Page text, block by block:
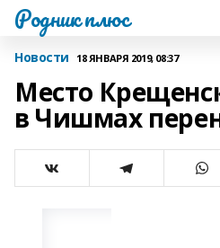
Родник плюс
Новости 18 ЯНВАРЯ 2019, 08:37
Место
в Чишмах